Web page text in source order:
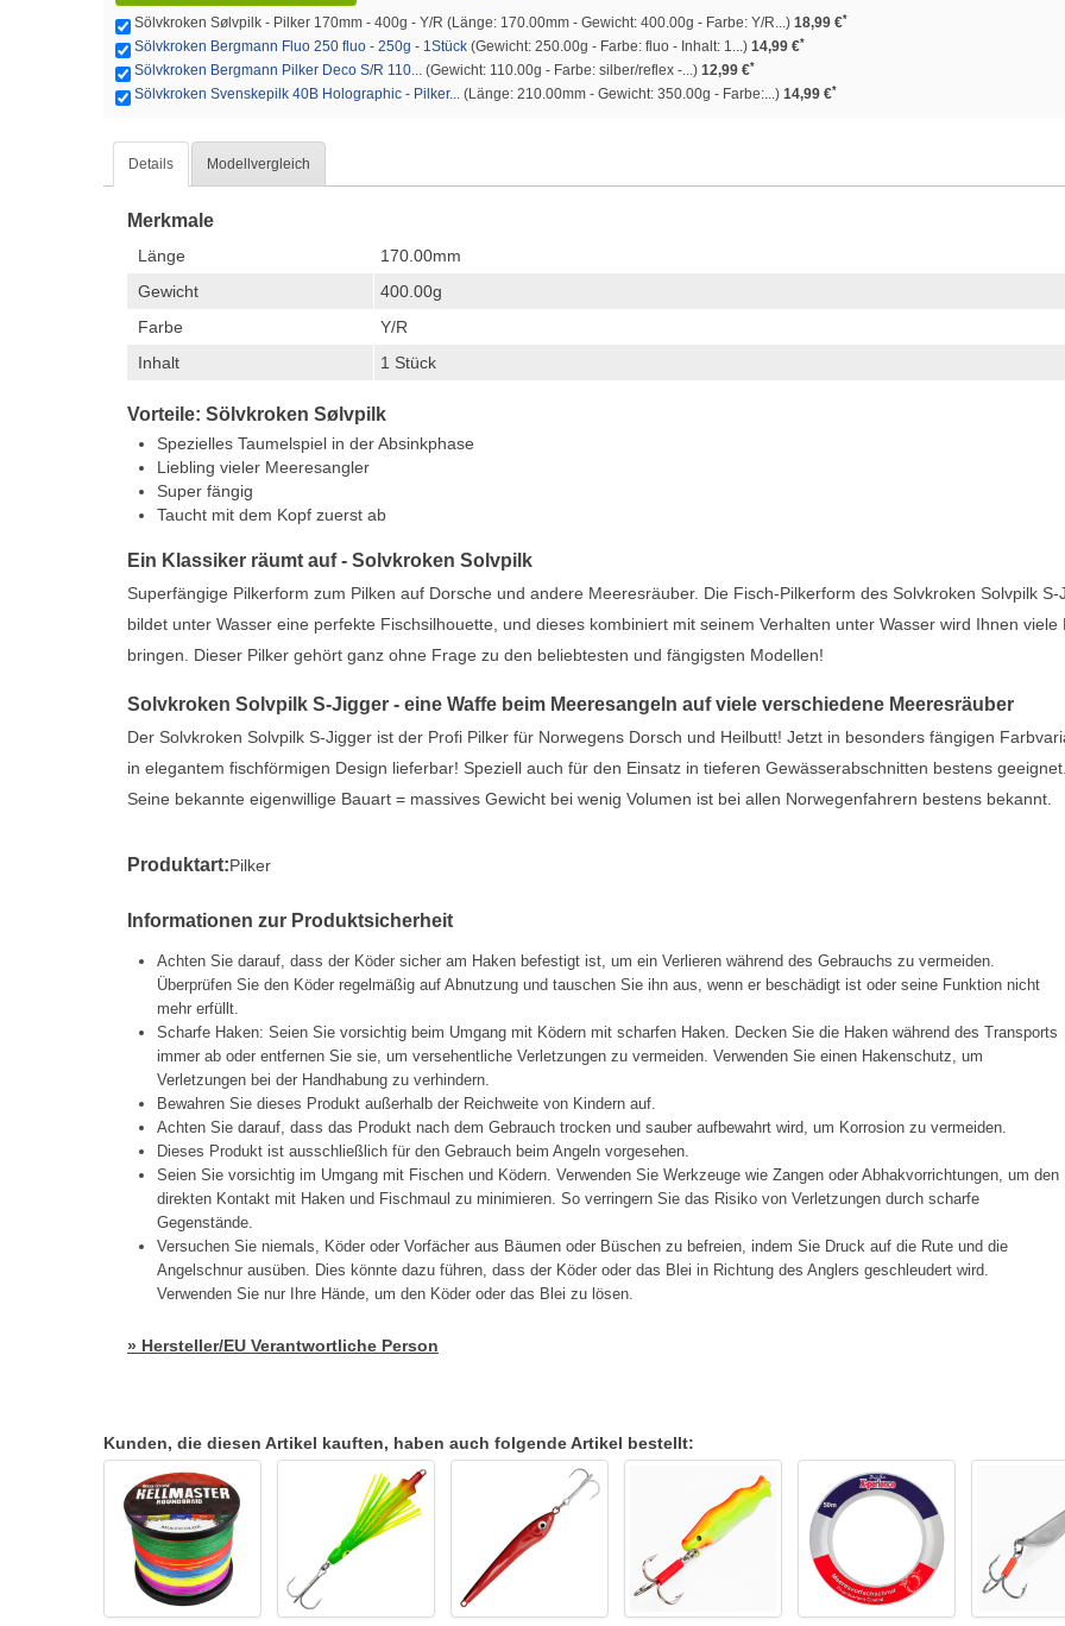
Sölvkroken Sølvpilk - Pilker 170mm - 400g - Y/R (Länge: 170.00mm - Gewicht: 400.00g - Farbe: Y/R...) 18,99 €*
Sölvkroken Bergmann Fluo 250 fluo - 250g - 1Stück (Gewicht: 250.00g - Farbe: fluo - Inhalt: 1...) 14,99 €*
Sölvkroken Bergmann Pilker Deco S/R 110... (Gewicht: 110.00g - Farbe: silber/reflex -...) 12,99 €*
Sölvkroken Svenskepilk 40B Holographic - Pilker... (Länge: 210.00mm - Gewicht: 350.00g - Farbe:...) 14,99 €*
Details Modellvergleich
Merkmale
Länge
170.00mm
Gewicht
400.00g
Farbe
Y/R
Inhalt
1 Stück
Vorteile: Sölvkroken Sølvpilk
Spezielles Taumelspiel in der Absinkphase
Liebling vieler Meeresangler
Super fängig
Taucht mit dem Kopf zuerst ab
Ein Klassiker räumt auf - Solvkroken Solvpilk
Superfängige Pilkerform zum Pilken auf Dorsche und andere Meeresräuber. Die Fisch-Pilkerform des Solvkroken Solvpilk S-
bildet unter Wasser eine perfekte Fischsilhouette, und dieses kombiniert mit seinem Verhalten unter Wasser wird Ihnen viele
bringen. Dieser Pilker gehört ganz ohne Frage zu den beliebtesten und fängigsten Modellen!
Solvkroken Solvpilk S-Jigger - eine Waffe beim Meeresangeln auf viele verschiedene Meeresräuber
Der Solvkroken Solvpilk S-Jigger ist der Profi Pilker für Norwegens Dorsch und Heilbutt! Jetzt in besonders fängigen
in elegantem fischförmigen Design lieferbar! Speziell auch für den Einsatz in tieferen Gewässerabschnitten bestens geeignet.
Seine bekannte eigenwillige Bauart = massives Gewicht bei wenig Volumen ist bei allen Norwegenfahrern bestens bekannt.
Produktart:Pilker
Informationen zur Produktsicherheit
Achten Sie darauf, dass der Köder sicher am Haken befestigt ist, um ein Verlieren während des Gebrauchs zu vermeiden.
Überprüfen Sie den Köder regelmäßig auf Abnutzung und tauschen Sie ihn aus, wenn er beschädigt ist oder seine Funktion nicht
mehr erfüllt.
Scharfe Haken: Seien Sie vorsichtig beim Umgang mit Ködern mit scharfen Haken. Decken Sie die Haken während des Transports
immer ab oder entfernen Sie sie, um versehentliche Verletzungen zu vermeiden. Verwenden Sie einen Hakenschutz, um
Verletzungen bei der Handhabung zu verhindern.
Bewahren Sie dieses Produkt außerhalb der Reichweite von Kindern auf.
Achten Sie darauf, dass das Produkt nach dem Gebrauch trocken und sauber aufbewahrt wird, um Korrosion zu vermeiden.
Dieses Produkt ist ausschließlich für den Gebrauch beim Angeln vorgesehen.
Seien Sie vorsichtig im Umgang mit Fischen und Ködern. Verwenden Sie Werkzeuge wie Zangen oder Abhakvorrichtungen, um den
direkten Kontakt mit Haken und Fischmaul zu minimieren. So verringern Sie das Risiko von Verletzungen durch scharfe
Gegenstände.
Versuchen Sie niemals, Köder oder Vorfächer aus Bäumen oder Büschen zu befreien, indem Sie Druck auf die Rute und die
Angelschnur ausüben. Dies könnte dazu führen, dass der Köder oder das Blei in Richtung des Anglers geschleudert wird.
Verwenden Sie nur Ihre Hände, um den Köder oder das Blei zu lösen.
» Hersteller/EU Verantwortliche Person
Kunden, die diesen Artikel kauften, haben auch folgende Artikel bestellt: